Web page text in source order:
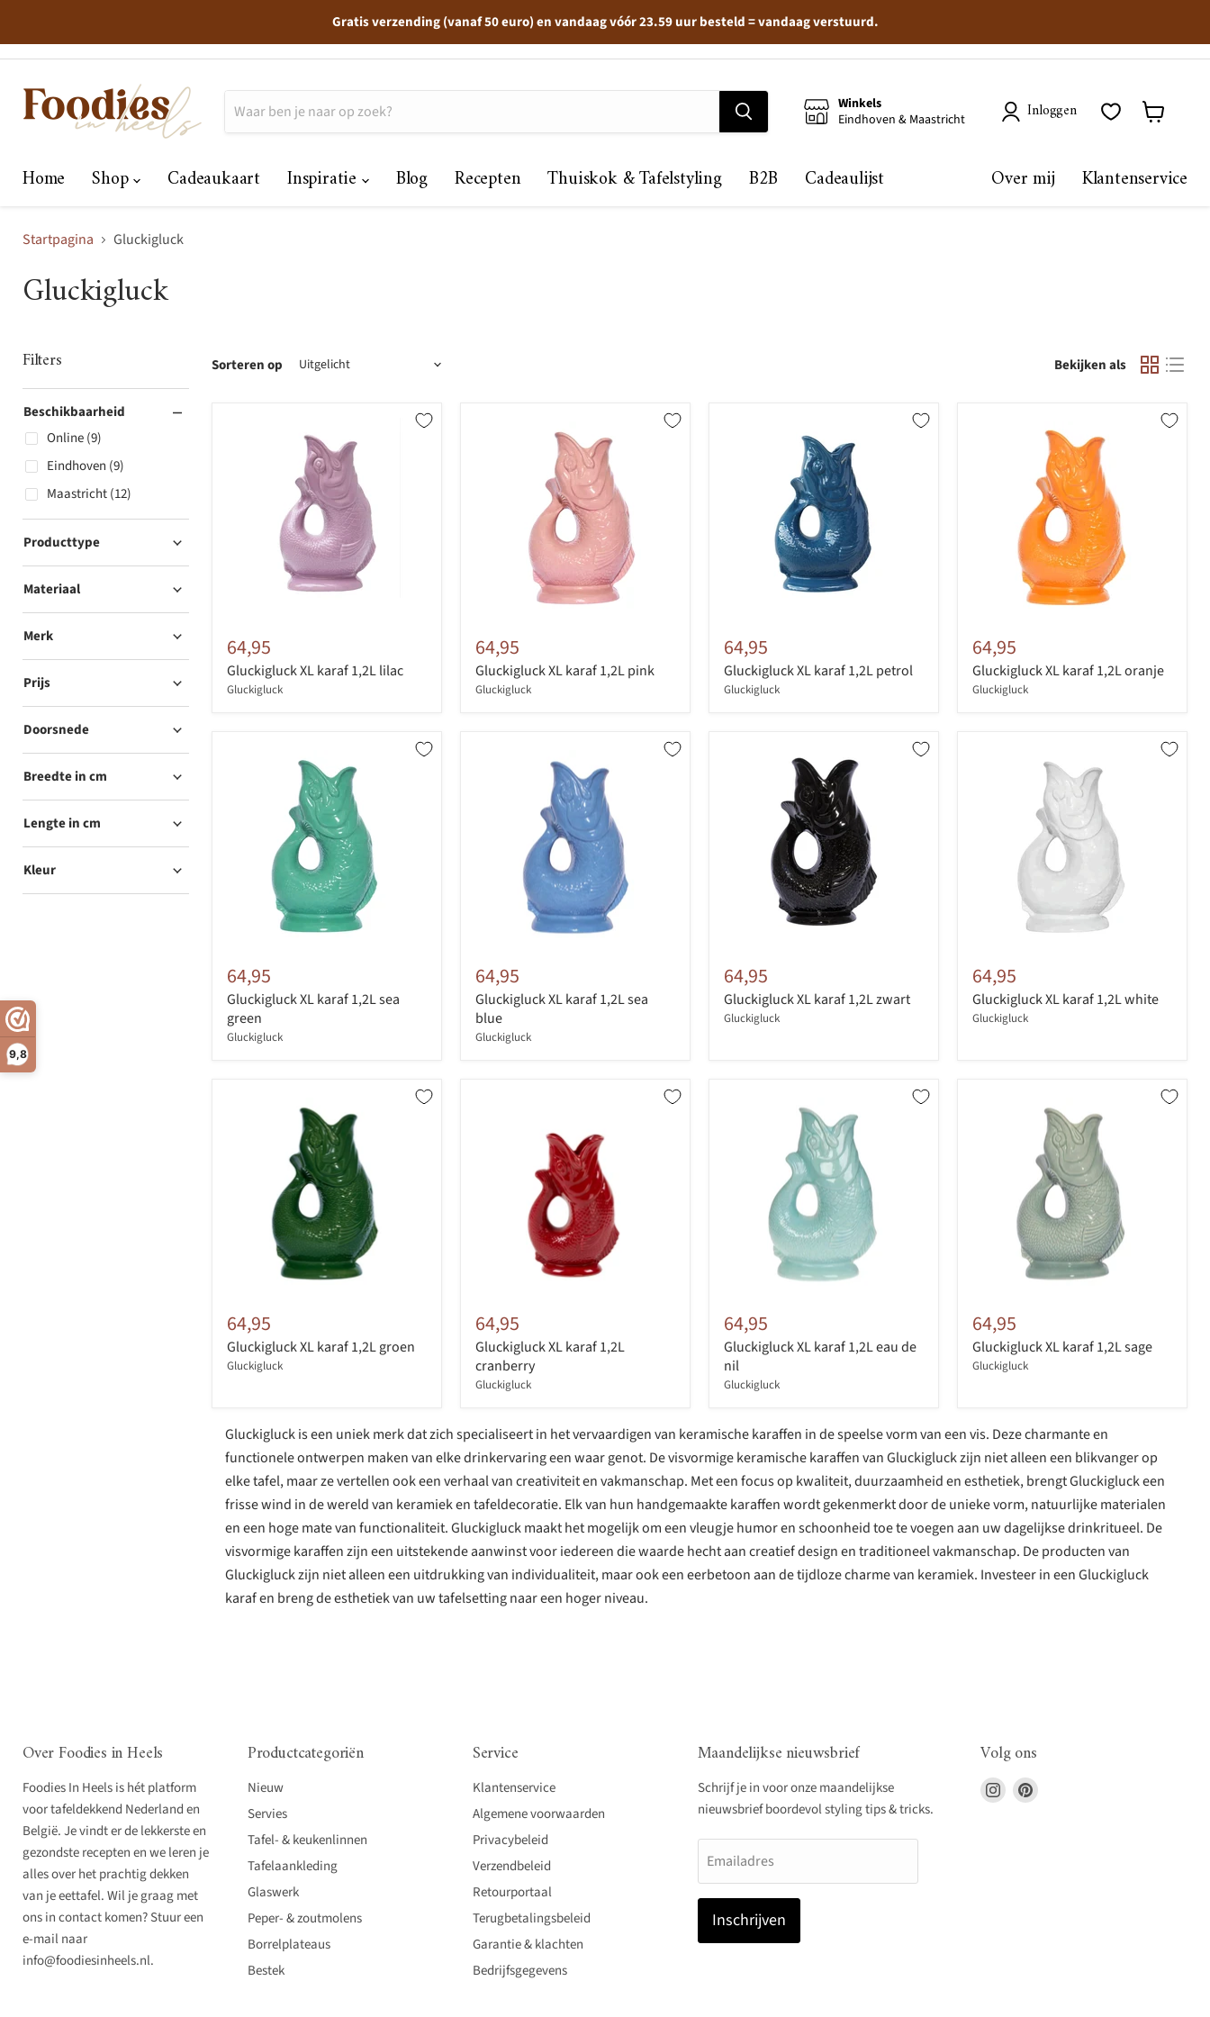
9,8
Gratis verzending (vanaf 50 euro) en vandaag vóór 23.59 uur besteld = vandaag verstuurd.
Winkels
Eindhoven & Maastricht
Inloggen
Home Shop Cadeaukaart Inspiratie Blog Recepten Thuiskok & Tafelstyling B2B Cadeaulijst Over mij Klantenservice
Startpagina Gluckigluck
Gluckigluck
Filters
Beschikbaarheid
Eindhoven (9)
Maastricht (12)
Online (9)
Producttype
Materiaal
Merk
Prijs
Doorsnede
Breedte in cm
Lengte in cm
Kleur
Sorteren op Bekijken als
64,95
Gluckigluck XL karaf 1,2L lilac
Gluckigluck
64,95
Gluckigluck XL karaf 1,2L pink
Gluckigluck
64,95
Gluckigluck XL karaf 1,2L petrol
Gluckigluck
64,95
Gluckigluck XL karaf 1,2L oranje
Gluckigluck
64,95
Gluckigluck XL karaf 1,2L sea
green
Gluckigluck
64,95
Gluckigluck XL karaf 1,2L sea
blue
Gluckigluck
64,95
Gluckigluck XL karaf 1,2L zwart
Gluckigluck
64,95
Gluckigluck XL karaf 1,2L white
Gluckigluck
64,95
Gluckigluck XL karaf 1,2L groen
Gluckigluck
64,95
Gluckigluck XL karaf 1,2L
cranberry
Gluckigluck
64,95
Gluckigluck XL karaf 1,2L eau de
nil
Gluckigluck
64,95
Gluckigluck XL karaf 1,2L sage
Gluckigluck
Gluckigluck is een uniek merk dat zich specialiseert in het vervaardigen van keramische karaffen in de speelse vorm van een vis. Deze charmante en
functionele ontwerpen maken van elke drinkervaring een waar genot. De visvormige keramische karaffen van Gluckigluck zijn niet alleen een blikvanger op
elke tafel, maar ze vertellen ook een verhaal van creativiteit en vakmanschap. Met een focus op kwaliteit, duurzaamheid en esthetiek, brengt Gluckigluck een
frisse wind in de wereld van keramiek en tafeldecoratie. Elk van hun handgemaakte karaffen wordt gekenmerkt door de unieke vorm, natuurlijke materialen
en een hoge mate van functionaliteit. Gluckigluck maakt het mogelijk om een vleugje humor en schoonheid toe te voegen aan uw dagelijkse drinkritueel. De
visvormige karaffen zijn een uitstekende aanwinst voor iedereen die waarde hecht aan creatief design en traditioneel vakmanschap. De producten van
Gluckigluck zijn niet alleen een uitdrukking van individualiteit, maar ook een eerbetoon aan de tijdloze charme van keramiek. Investeer in een Gluckigluck
karaf en breng de esthetiek van uw tafelsetting naar een hoger niveau.
Over Foodies in Heels
Foodies In Heels is hét platform
voor tafeldekkend Nederland en
België. Je vindt er de lekkerste en
gezondste recepten en we leren je
alles over het prachtig dekken
van je eettafel. Wil je graag met
ons in contact komen? Stuur een
e-mail naar
info@foodiesinheels.nl.
Productcategoriën
Nieuw
Servies
Tafel- & keukenlinnen
Tafelaankleding
Glaswerk
Peper- & zoutmolens
Borrelplateaus
Bestek
Service
Klantenservice
Algemene voorwaarden
Privacybeleid
Verzendbeleid
Retourportaal
Terugbetalingsbeleid
Garantie & klachten
Bedrijfsgegevens
Maandelijkse nieuwsbrief
Schrijf je in voor onze maandelijkse
nieuwsbrief boordevol styling tips & tricks.
Emailadres
Inschrijven
Volg ons
Vind
ons
Vind